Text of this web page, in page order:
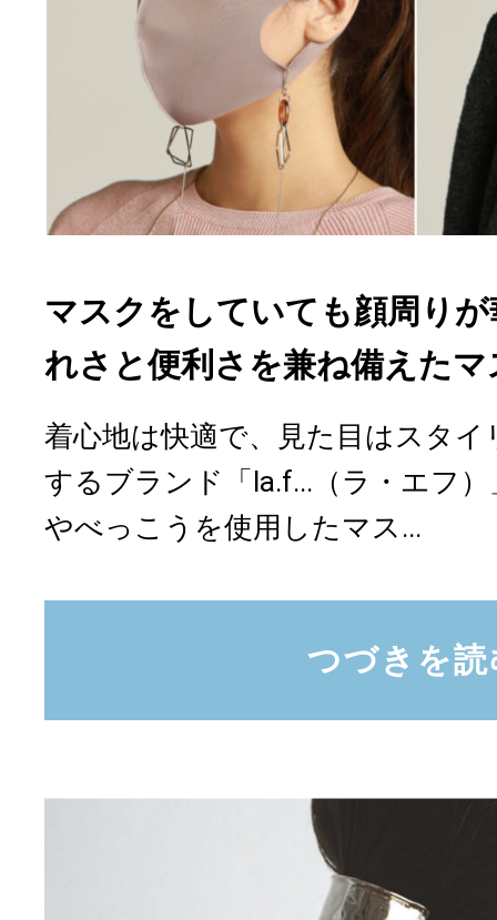
マスクをしていても顔周り
れさと便利さを兼ね備えた
着心地は快適で、見た目はスタ
するブランド「la.f...（ラ・エフ
やべっこうを使用したマス...
つづきを読